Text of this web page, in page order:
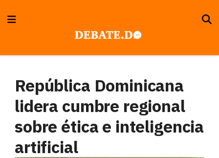
República Dominicana
lidera cumbre regional
sobre ética e inteligencia
artificial